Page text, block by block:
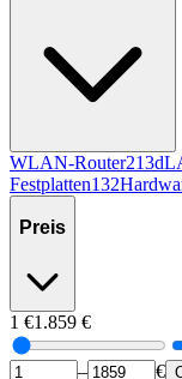
WLAN-Router213
Festplatten132
Preis
1 €1.859 €
– €